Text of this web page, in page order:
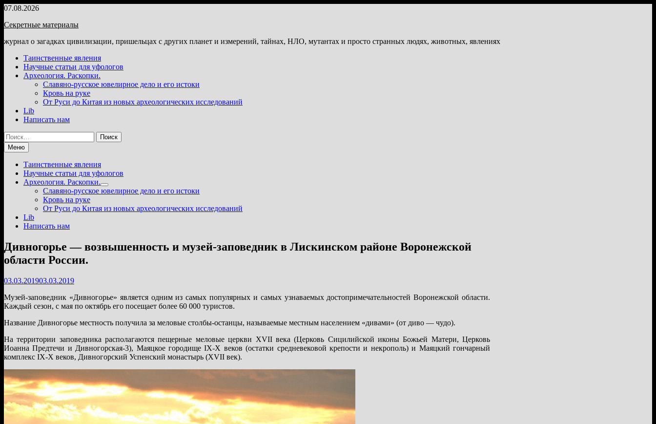
Перейти
содержимому
07.08.2026
Секретные материалы
журнал о загадках цивилизации, пришельцах с других планет и измерений, тайнах, НЛО, мутантах и просто странных людях, животных, явлениях
Таинственные явления
Научные статьи для уфологов
Археология. Раскопки.
Славяно-русское ювелирное дело и его истоки
Кровь на руке
От Руси до Китая из новых археологических исследований
Lib
Написать нам
Найти:
Меню
Таинственные явления
Научные статьи для уфологов
Археология. Раскопки.
Показать
подменю
Славяно-русское ювелирное дело и его истоки
Кровь на руке
От Руси до Китая из новых археологических исследований
Lib
Написать нам
Дивногорье — возвышенность и музей-заповедник в Лискинском районе Воронежской
области России.
03.03.201903.03.2019
Музей-заповедник «Дивногорье» является одним из самых популярных и самых узнаваемых достопримечательностей Воронежской области.
Каждый сезон, с мая по октябрь его посещает более 60 000 туристов.
Название Дивногорье местность получила за меловые столбы-останцы, называемые местным населением «дивами» (от диво — чудо).
На территории заповедника располагаются пещерные меловые церкви XVII века (Церковь Сицилийской иконы Божьей Матери, Церковь
Иоанна Предтечи и Дивногорская-3), Маяцкое городище IX-X веков (остатки средневековой крепости и некрополь) и Маяцкий гончарный
комплекс IX-X веков, Дивногорский Успенский монастырь (XVII век).